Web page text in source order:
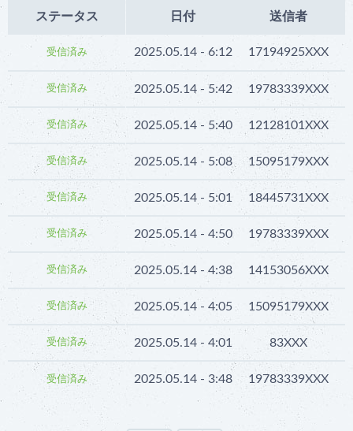
日付 送信者
2025.05.14 - 6:12 17194925XXX
2025.05.14 - 5:42 19783339XXX
2025.05.14 - 5:40 12128101XXX
2025.05.14 - 5:08 15095179XXX
2025.05.14 - 5:01 18445731XXX
2025.05.14 - 4:50 19783339XXX
2025.05.14 - 4:38 14153056XXX
2025.05.14 - 4:05 15095179XXX
2025.05.14 - 4:01 83XXX
2025.05.14 - 3:48 19783339XXX
ステータス
受信済み
受信済み
受信済み
受信済み
受信済み
受信済み
受信済み
受信済み
受信済み
受信済み